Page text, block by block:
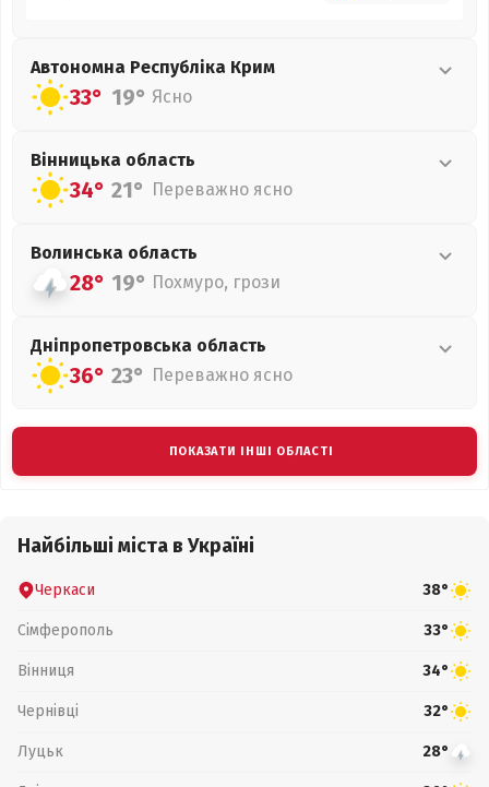
Автономна Республіка Крим
33° 19° Ясно
Вінницька область
34° 21° Переважно ясно
Волинська область
28° 19° Похмуро, грози
Дніпропетровська область
36° 23° Переважно ясно
ПОКАЗАТИ ІНШІ ОБЛАСТІ
Найбільші міста в Україні
Черкаси 38°
Сімферополь 33°
Вінниця 34°
Чернівці 32°
Луцьк 28°